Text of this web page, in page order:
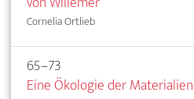
Cornelia Ortlieb
65–73
Eine Ökologie der Materialien